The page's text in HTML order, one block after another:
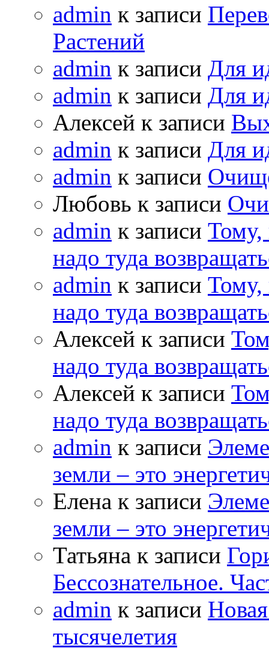
admin к записи
Растений
admin к записи Для
admin к записи Для
Алексей к записи
admin к записи Для
admin к записи
Любовь к записи
admin к записи Тому,
надо туда
admin к записи Тому,
надо туда
Алексей к записи
надо туда
Алексей к записи
надо туда
admin к записи
земли – это
Елена к записи
земли – это
Татьяна к записи
Бессознательное.
admin к записи
тысячелетия